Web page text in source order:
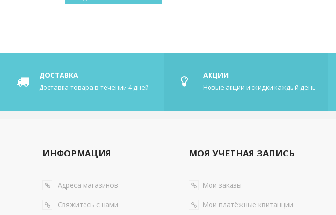
ДОСТАВКА
Доставка товара в течении 4 дней
АКЦИИ
Новые акции и скидки каждый день
ИНФОРМАЦИЯ
Адреса магазинов
Свяжитесь с нами
МОЯ УЧЕТНАЯ ЗАПИСЬ
Мои заказы
Мои платёжные квитанции